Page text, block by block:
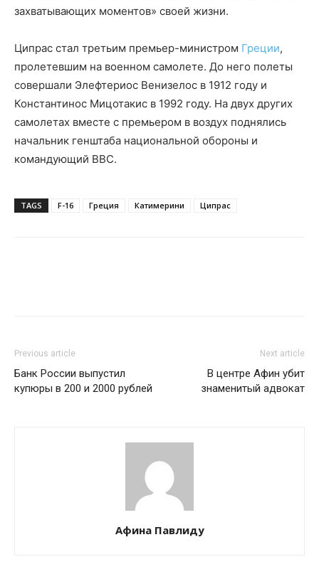
захватывающих моментов» своей жизни.
Ципрас стал третьим премьер-министром Греции,
пролетевшим на военном самолете. До него полеты
совершали Элефтериос Венизелос в 1912 году и
Константинос Мицотакис в 1992 году. На двух других
самолетах вместе с премьером в воздух поднялись
начальник генштаба национальной обороны и
командующий ВВС.
TAGS F-16 Греция Катимерини Ципрас
Previous article
Банк России выпустил
купюры в 200 и 2000 рублей
Next article
В центре Афин убит
знаменитый адвокат
Афина Павлиду